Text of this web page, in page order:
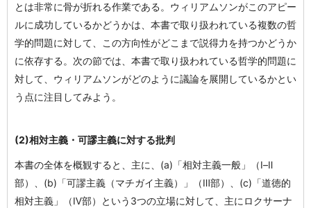
とは非常に骨が折れる作業である。ウィリアムソンがこのアピー
ルに成功しているかどうかは、本書で取り扱われている複数の哲
学的問題に対して、この方向性がどこまで説得力を持つかどうか
に依存する。次の節では、本書で取り扱われている哲学的問題に
対して、ウィリアムソンがどのように議論を展開しているかとい
う点に注目してみよう。
(2)相対主義・可謬主義に対する批判
本書の全体を概観すると、主に、(a)「相対主義一般」（Ⅰ–Ⅱ
部）、(b)「可謬主義（マチガイ主義）」（Ⅲ部）、(c)「道徳的
相対主義」（Ⅳ部）という3つの立場に対して、主にロクサーナ